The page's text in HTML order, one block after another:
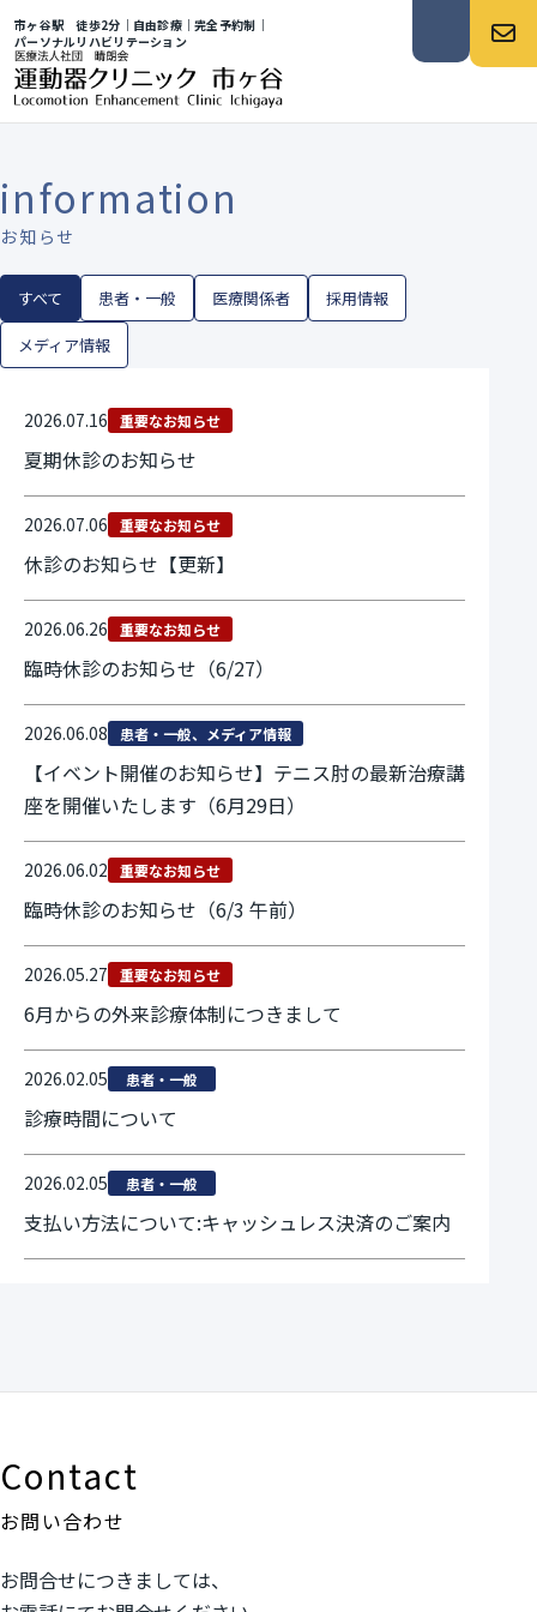
市ヶ谷駅 徒歩2分｜自由診療｜完全予約制｜
パーソナルリハビリテーション
information
お知らせ
すべて 患者・一般 医療関係者 採用情報
メディア情報
2026.07.16 重要なお知らせ
夏期休診のお知らせ
2026.07.06 重要なお知らせ
休診のお知らせ【更新】
2026.06.26 重要なお知らせ
臨時休診のお知らせ（6/27）
2026.06.08 患者・一般、メディア情報
【イベント開催のお知らせ】テニス肘の最新治療講
座を開催いたします（6月29日）
2026.06.02 重要なお知らせ
臨時休診のお知らせ（6/3 午前）
2026.05.27 重要なお知らせ
6月からの外来診療体制につきまして
2026.02.05 患者・一般
診療時間について
2026.02.05 患者・一般
支払い方法について:キャッシュレス決済のご案内
Contact
お問い合わせ
お問合せにつきましては、